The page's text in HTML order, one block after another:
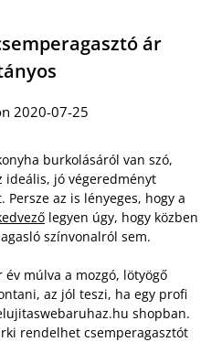
ár
2020-07-25
burkolásáról van szó,
ideális, jó végeredményt
az is lényeges, hogy a
legyen úgy, hogy közben
színvonalról sem.
múlva a mozgó, lötyögő
az jól teszi, ha egy profi
shopban.
rendelhet csemperagasztót